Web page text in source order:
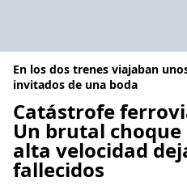
En los dos trenes viajaban
invitados de una boda
Catástrofe
Un brutal choque
alta velocidad
fallecidos